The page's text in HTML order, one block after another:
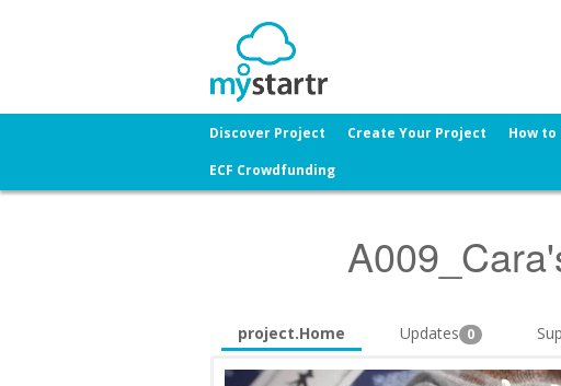
Discover Project Create Your Project How to
ECF Crowdfunding
project.Home Updates 0